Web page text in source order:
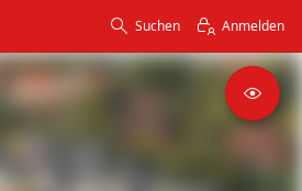
Suchen Anmelden